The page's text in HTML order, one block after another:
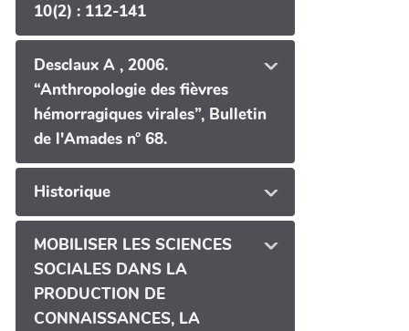
10(2) : 112-141
Desclaux A , 2006.
“Anthropologie des fièvres
hémorragiques virales”, Bulletin
de l'Amades n° 68.
Historique
MOBILISER LES SCIENCES
SOCIALES DANS LA
PRODUCTION DE
CONNAISSANCES, LA